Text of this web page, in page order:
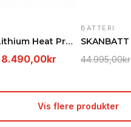
Skanbatt Lithium Heat Pro Ultra 12V 100Ah – CAN Bu…
Opprinnelig
var:
8.995,00kr.
8.490,00kr Nåværende
er:
8.490,00kr.
BATTERI
44.995,00kr
Vis flere produkter